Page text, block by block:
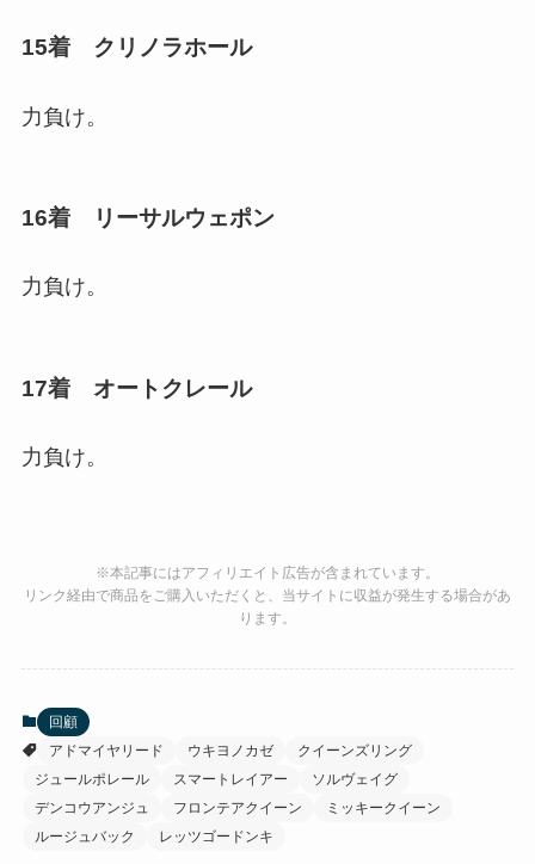
15着 クリノラホール
力負け。
16着 リーサルウェポン
力負け。
17着 オートクレール
力負け。
※本記事にはアフィリエイト広告が含まれています。
リンク経由で商品をご購入いただくと、当サイトに収益が発生する場合があ
ります。
回顧
アドマイヤリード
ウキヨノカゼ
クイーンズリング
ジュールポレール
スマートレイアー
ソルヴェイグ
デンコウアンジュ
フロンテアクイーン
ミッキークイーン
ルージュバック
レッツゴードンキ